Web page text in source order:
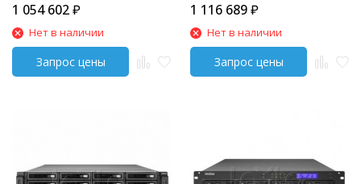
1 054 602₽
Нет в наличии
1 116 689₽
Нет в наличии